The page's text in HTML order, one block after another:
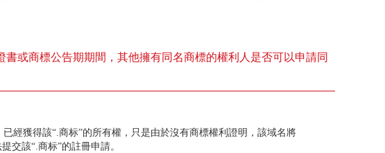
或商標公告期期間，其他擁有同名商標的權利人是否可以申請同
獲得該“.商标”的所有權，只是由於沒有商標權利證明，該域名將
交該“.商标”的註冊申請。